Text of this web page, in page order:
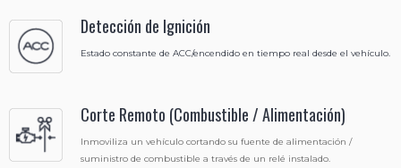
Detección de Ignición
Estado constante de ACC/encendido en tiempo real desde el vehículo.
Corte Remoto (Combustible / Alimentación)
Inmoviliza un vehículo cortando su fuente de alimentación /
suministro de combustible a través de un relé instalado.